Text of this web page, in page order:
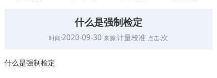
什么是强制检定
时间:2020-09-30 来源:计量校准 点击:次
什么是强制检定